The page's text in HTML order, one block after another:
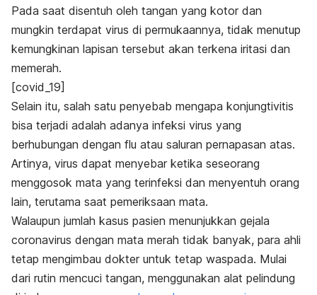
Pada saat disentuh oleh tangan yang kotor dan
mungkin terdapat virus di permukaannya, tidak menutup
kemungkinan lapisan tersebut akan terkena iritasi dan
memerah.
[covid_19]
Selain itu, salah satu penyebab mengapa konjungtivitis
bisa terjadi adalah adanya infeksi virus yang
berhubungan dengan flu atau saluran pernapasan atas.
Artinya, virus dapat menyebar ketika seseorang
menggosok mata yang terinfeksi dan menyentuh orang
lain, terutama saat pemeriksaan mata.
Walaupun jumlah kasus pasien menunjukkan gejala
coronavirus dengan mata merah tidak banyak, para ahli
tetap mengimbau dokter untuk tetap waspada. Mulai
dari rutin mencuci tangan, menggunakan alat pelindung